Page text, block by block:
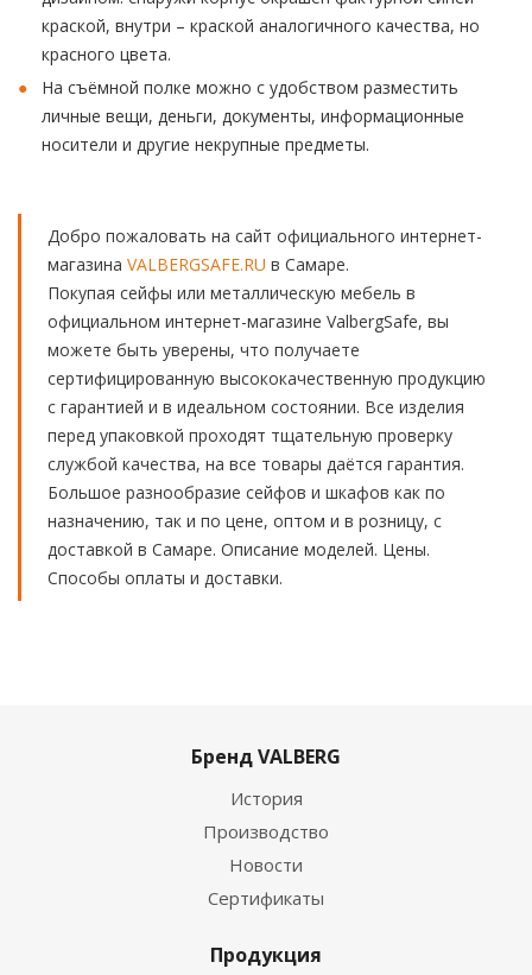
краской, внутри – краской аналогичного качества, но
красного цвета.
На съёмной полке можно с удобством разместить
личные вещи, деньги, документы, информационные
носители и другие некрупные предметы.
Добро пожаловать на сайт официального интернет-
магазина VALBERGSAFE.RU в Самаре.
Покупая сейфы или металлическую мебель в
официальном интернет-магазине ValbergSafe, вы
можете быть уверены, что получаете
сертифицированную высококачественную продукцию
с гарантией и в идеальном состоянии. Все изделия
перед упаковкой проходят тщательную проверку
службой качества, на все товары даётся гарантия.
Большое разнообразие сейфов и шкафов как по
назначению, так и по цене, оптом и в розницу, с
доставкой в Самаре. Описание моделей. Цены.
Способы оплаты и доставки.
Бренд VALBERG
История
Производство
Новости
Сертификаты
Продукция